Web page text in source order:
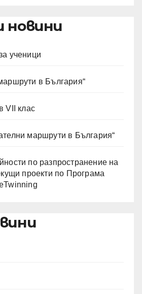
новини
ученици
в България“
VII клас
маршрути в България“
по разпространение на
проекти по Програма